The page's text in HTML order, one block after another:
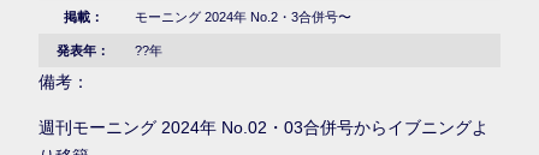
掲載： モーニング 2024年 No.2・3合併号〜
発表年： ??年
備考：
週刊モーニング 2024年 No.02・03合併号からイブニングよ